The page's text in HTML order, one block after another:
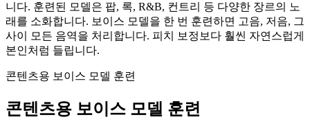
니다. 훈련된 모델은 팝, 록, R&B, 컨트리 등 다양한 장르의 노
래를 소화합니다. 보이스 모델을 한 번 훈련하면 고음, 저음, 그
사이 모든 음역을 처리합니다. 피치 보정보다 훨씬 자연스럽게
본인처럼 들립니다.
콘텐츠용 보이스 모델 훈련
콘텐츠용 보이스 모델 훈련